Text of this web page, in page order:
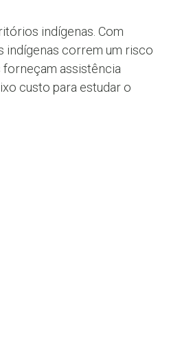
indígenas. Com
indígenas correm um risco
forneçam assistência
custo para estudar o